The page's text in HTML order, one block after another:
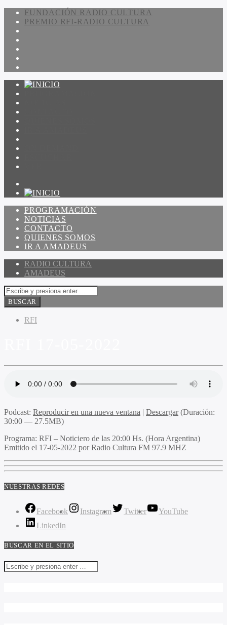
FUNDACIÓN RADIO CULTURA
PREMIO RFI-RADIO CULTURA
PROGRAMACIÓN
NOTICIAS
CONTACTO
QUIENES SOMOS
IR A AMADEUS
RADIO CULTURA
AMADEUS
RFI
Podcast: Reproducir en una nueva ventana | Descargar(Duración:
30:00 — 27.5MB)
Programa: RFI – Noticiero de las 20:00 Hs. (Hora Argentina)
Emitido el 17-05-2022 por Radio Cultura FM 97.9 MHZ
NUESTRAS REDES
Facebook Instagram Twitter
YouTube
LinkedIn
BUSCAR EN EL SITIO